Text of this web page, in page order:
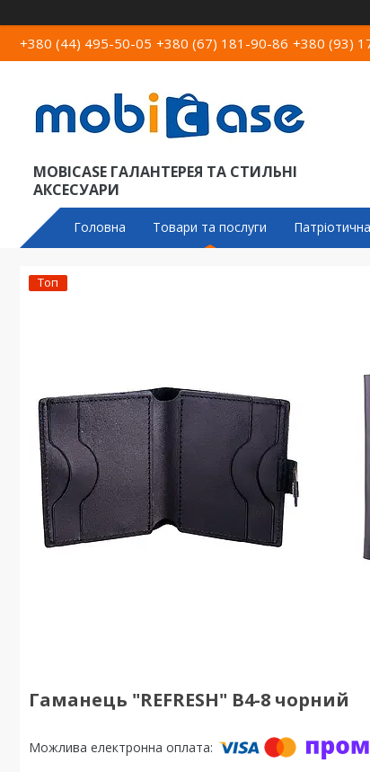
+380 (44) 495-50-05 +380 (67) 181-90-86 +380 (93)
MOBICASE ГАЛАНТЕРЕЯ ТА СТИЛЬНІ
АКСЕСУАРИ
Головна Товари та послуги
Топ
Гаманець "REFRESH" B4-8 чорний